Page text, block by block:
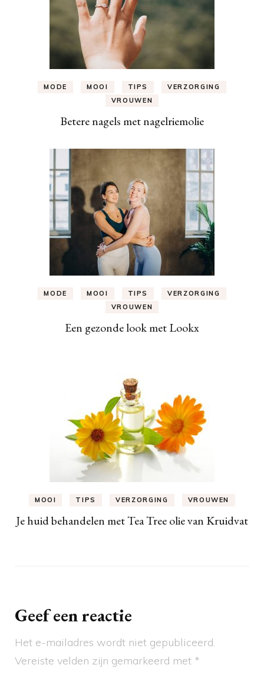
MODE MOOI TIPS
VERZORGING
VROUWEN
Betere nagels met nagelriemolie
MODE MOOI TIPS
VERZORGING
VROUWEN
Een gezonde look met Lookx
MOOI TIPS VERZORGING VROUWEN
Je huid behandelen met Tea Tree olie van Kruidvat
Geef een reactie
Het e-mailadres wordt niet gepubliceerd.
Vereiste velden zijn gemarkeerd met *